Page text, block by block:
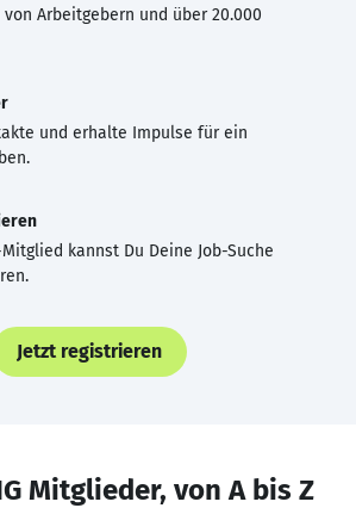
Arbeitgebern und über 20.000
und erhalte Impulse für ein
kannst Du Deine Job-Suche
Jetzt registrieren
Mitglieder, von A bis Z